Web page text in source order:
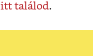
itt találod.